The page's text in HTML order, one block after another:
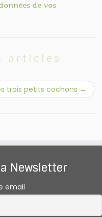
de vos
articles
trois petits cochons →
Newsletter
email